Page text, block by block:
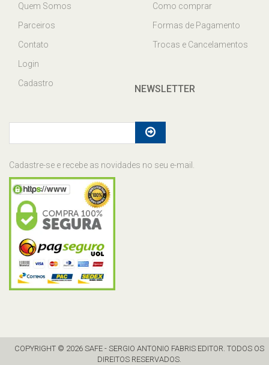
Quem Somos
Parceiros
Contato
Login
Cadastro
Como comprar
Formas de Pagamento
Trocas e Cancelamentos
NEWSLETTER
Cadastre-se e recebe as novidades no seu e-mail.
COPYRIGHT © 2026 SAFE - SERGIO ANTONIO FABRIS EDITOR. TODOS OS
DIREITOS RESERVADOS.